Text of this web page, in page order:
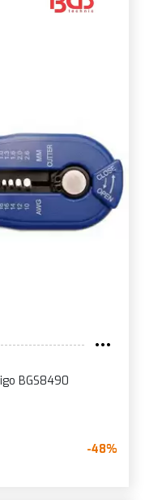
BGS8490
-48%